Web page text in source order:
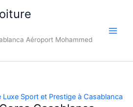
Aéroport Mohammed